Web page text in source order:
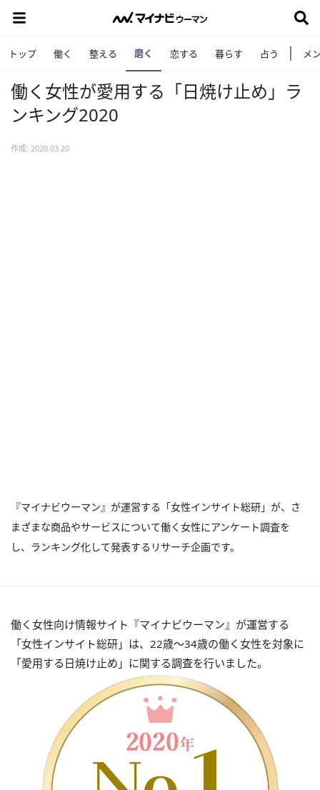
トップ 働く 整える 磨く 恋する 暮らす 占う メ
働く女性が愛用する「日焼け止め」ラ
ンキング2020
作成: 2020.03.20
『マイナビウーマン』が運営する「女性インサイト総研」が、さ
まざまな商品やサービスについて働く女性にアンケート調査を
し、ランキング化して発表するリサーチ企画です。
働く女性向け情報サイト『マイナビウーマン』が運営する
「女性インサイト総研」は、22歳～34歳の働く女性を対象に
「愛用する日焼け止め」に関する調査を行いました。